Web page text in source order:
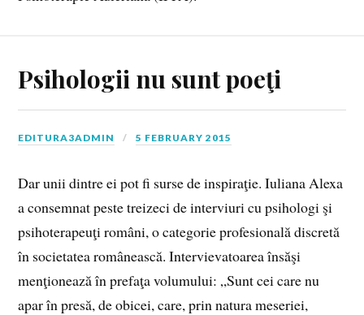
Psihologii nu sunt poeţi
EDITURA3ADMIN 5 FEBRUARY 2015
Dar unii dintre ei pot fi surse de inspiraţie. Iuliana Alexa
a consemnat peste treizeci de interviuri cu psihologi şi
psihoterapeuţi români, o categorie profesională discretă
în societatea românească. Intervievatoarea însăşi
menţionează în prefaţa volumului: „Sunt cei care nu
apar în presă, de obicei, care, prin natura meseriei,